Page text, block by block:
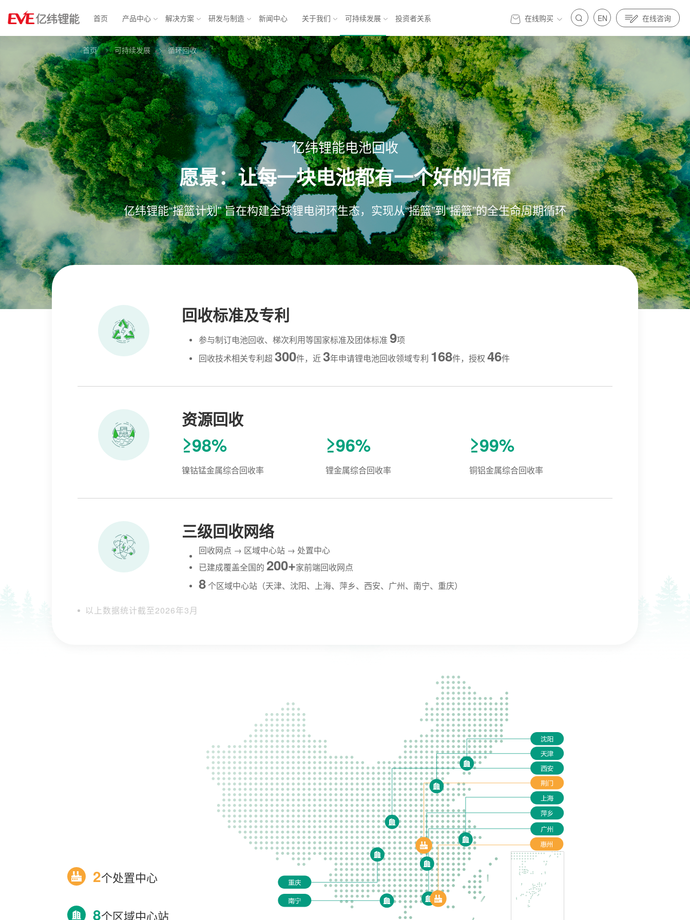
首页 产品中心 解决方案 研发与制造 新闻中心 关于我们 可持续发展 投资者关系 在线购买
官方商城
EN 在线咨询
消费电池
锂原电池
小型锂离子电池
圆柱电池
动力电池
方形铁锂电池
方形三元电池
软包三元电池
软包铁锂电池
大圆柱电池
模组
BMS
电池系统
产业发展 标准先行｜亿纬锂能金源机器人全面参与制定人
形机器人与具身智能标准
物联网解决方案
智能表计
汽车电子
智能安防
智慧城市
消费应用
轻型动力
能源互联网解决方案
乘用车
商业应用
储能
产业发展 标准先行｜亿纬锂能金源机器人全面参与制定人
形机器人与具身智能标准
亿纬锂能电池回收
愿景：让每一块电池都有一个好的归宿
亿纬锂能“摇篮计划” 旨在构建全球锂电闭环生态，实现从“摇篮”到“摇篮”的全生命周期循环
首页 可持续发展 循环回收
回收标准及专利
参与制订电池回收、梯次利用等国家标准及团体标准9项
回收技术相关专利超300件，近3年申请锂电池回收领域专利 168件，授权46件
资源回收
≥98%
镍钴锰金属综合回收率
≥96%
锂金属综合回收率
≥99%
铜铝金属综合回收率
三级回收网络
回收网点 → 区域中心站 → 处置中心
已建成覆盖全国的200+家前端回收网点
8个区域中心站（天津、沈阳、上海、萍乡、西安、广州、南宁、重庆）
以上数据统计截至2026年3月
2个处置中心
8个区域中心站